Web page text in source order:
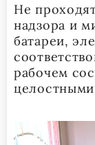
Не
надзора и
батареи,
рабочем